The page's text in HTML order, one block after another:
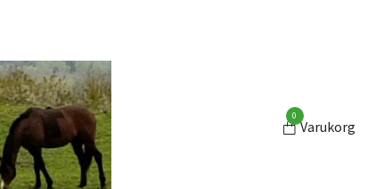
0
Varukorg